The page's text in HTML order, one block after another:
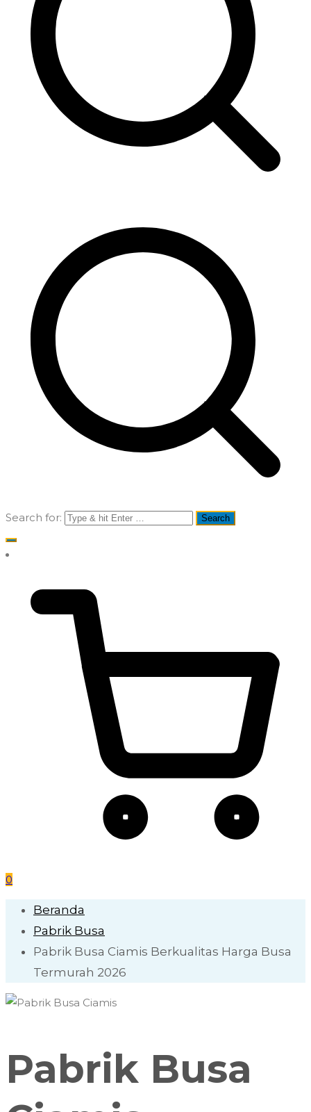
Search for:
0
Beranda
Pabrik Busa
Pabrik Busa Ciamis Berkualitas Harga Busa
Termurah 2026
Pabrik Busa